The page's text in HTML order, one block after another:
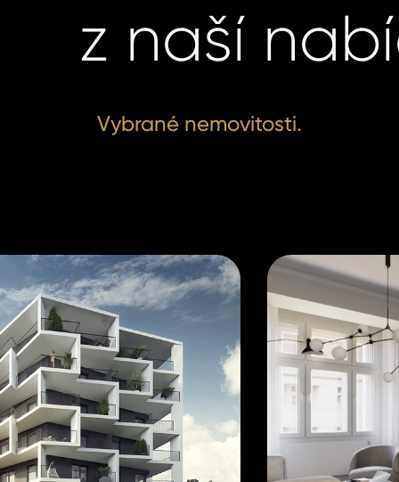
z naší
Vybrané nemovitosti.